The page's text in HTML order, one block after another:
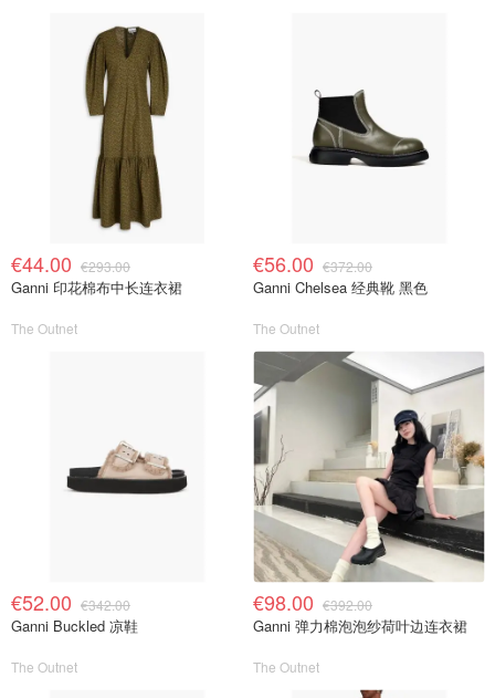
€44.00 €293.00
Ganni 印花棉布中长连衣裙
The Outnet
€56.00 €372.00
Ganni Chelsea 经典靴 黑色
The Outnet
€52.00 €342.00
Ganni Buckled 凉鞋
The Outnet
€98.00 €392.00
Ganni 弹力棉泡泡纱荷叶边连衣裙
The Outnet